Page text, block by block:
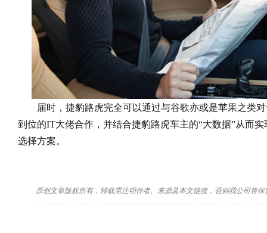
届时，捷豹路虎完全可以通过与谷歌亦或是苹果之类
到位的IT大佬合作，并结合捷豹路虎车主的“大数据”从而
选择方案。
原创文章版权所有，转载需注明作者、来源及本文链接，否则我公司将